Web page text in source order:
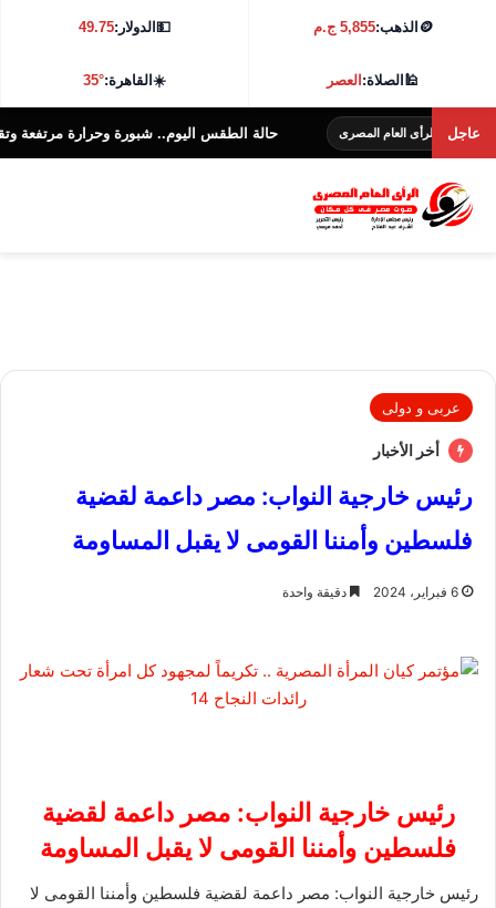
🪙 الذهب:5,855 ج.م 💵الدولار:49.75
🕌الصلاة:العصر ☀️القاهرة:35°
عاجل
الرأى العام المصرى حالة الطقس اليوم.. شبورة وحرارة مرتفعة
عربى و دولى
أخر الأخبار
رئيس خارجية النواب: مصر داعمة لقضية
فلسطين وأمننا القومى لا يقبل المساومة
6 فبراير، 2024 دقيقة واحدة
رئيس خارجية النواب: مصر داعمة لقضية
فلسطين وأمننا القومى لا يقبل المساومة
رئيس خارجية النواب: مصر داعمة لقضية فلسطين وأمننا القومى لا